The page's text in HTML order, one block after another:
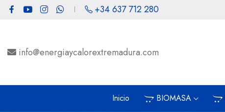
+34 637 712 280
info@energiaycalorextremadura.com
Inicio BIOMASA